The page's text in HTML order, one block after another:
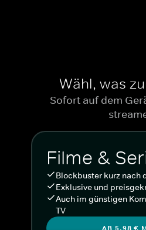
Wähl, was
Sofort auf dem
Filme &
Blockbuster kurz nach
Exklusive und
Auch im günstigen
TV
AB 5,98 €